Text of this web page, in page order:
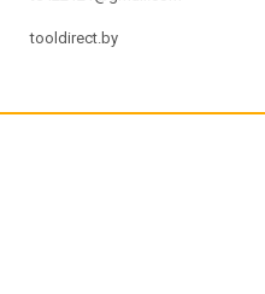
tooldirect.by